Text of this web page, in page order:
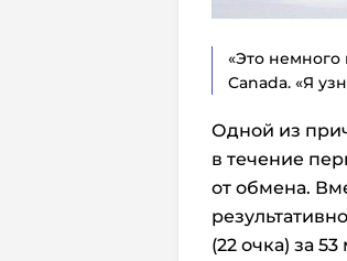
«Это
Canada. «Я
Одной из
в течение
от обмена.
(22 очка) за